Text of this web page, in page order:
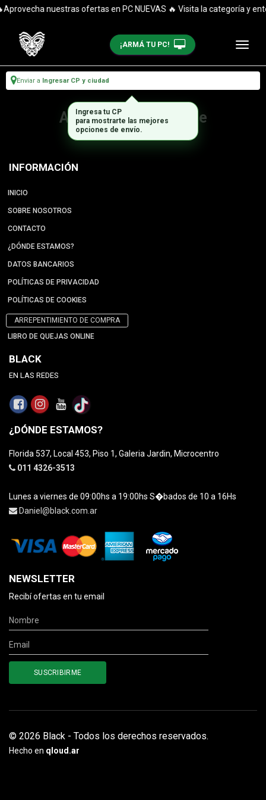
nuestras ofertas en PC NUEVAS 🔥 Visita la categoría y
¡ARMÁ TU PC!
Enviar a Ingresar CP y ciudad
Artículo no disponible
INFORMACIÓN
INICIO
SOBRE NOSOTROS
CONTACTO
¿DÓNDE ESTAMOS?
DATOS BANCARIOS
POLÍTICAS DE PRIVACIDAD
POLÍTICAS DE COOKIES
ARREPENTIMIENTO DE COMPRA
LIBRO DE QUEJAS ONLINE
BLACK
EN LAS REDES
¿DÓNDE ESTAMOS?
Florida 537, Local 453, Piso 1, Galeria Jardin, Microcentro
011 4326-3513
Lunes a viernes de 09:00hs a 19:00hs S�bados de 10 a 16Hs
Daniel@black.com.ar
NEWSLETTER
Recibí ofertas en tu email
© 2026 Black - Todos los derechos reservados.
Hecho en qloud.ar
Ingresa tu CP
para mostrarte las mejores
opciones de envío.